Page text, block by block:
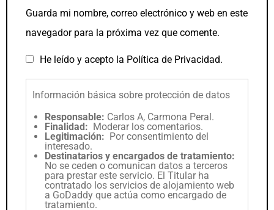
Guarda mi nombre, correo electrónico y web en este
navegador para la próxima vez que comente.
He leído y acepto la Política de Privacidad.
Información básica sobre protección de datos
Responsable: Carlos A, Carmona Peral.
Finalidad: Moderar los comentarios.
Legitimación: Por consentimiento del
interesado.
Destinatarios y encargados de tratamiento:
No se ceden o comunican datos a terceros
para prestar este servicio. El Titular ha
contratado los servicios de alojamiento web
a GoDaddy que actúa como encargado de
tratamiento.